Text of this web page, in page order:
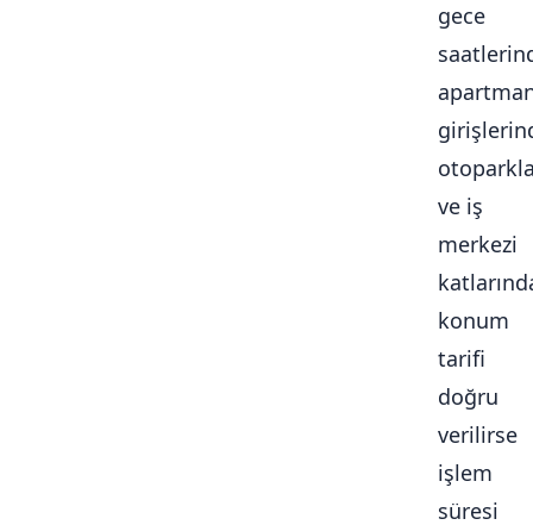
gece
ve iş
merkezi
konum
tarifi
doğru
verilirse
işlem
süresi